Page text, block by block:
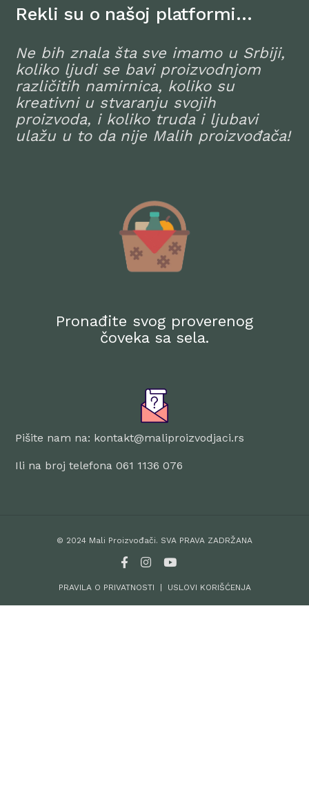
Rekli su o našoj platformi…
Ne bih znala šta sve imamo u Srbiji,
koliko ljudi se bavi proizvodnjom
različitih namirnica, koliko su
kreativni u stvaranju svojih
proizvoda, i koliko truda i ljubavi
ulažu u to da nije Malih proizvođača!
Pronađite svog proverenog
čoveka sa sela.
Pišite nam na: kontakt@maliproizvodjaci.rs
Ili na broj telefona 061 1136 076
© 2024 Mali Proizvođači. SVA PRAVA ZADRŽANA
PRAVILA O PRIVATNOSTI USLOVI KORIŠĆENJA